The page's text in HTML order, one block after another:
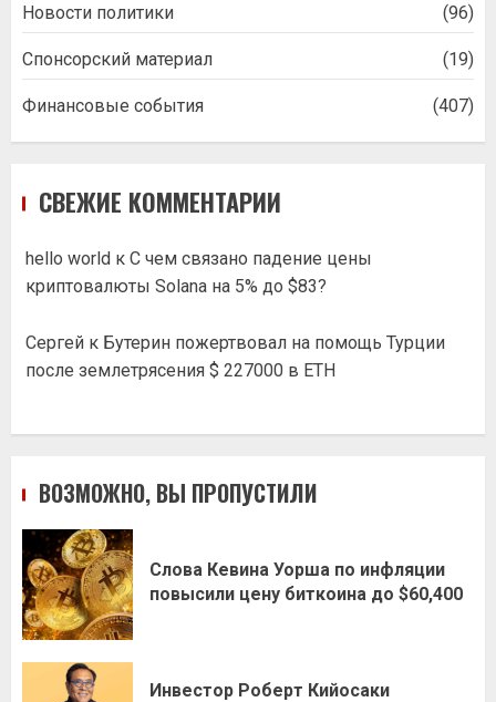
Новости политики (96)
Спонсорский материал (19)
Финансовые события (407)
СВЕЖИЕ КОММЕНТАРИИ
hello world к С чем связано падение цены
криптовалюты Solana на 5% до $83?
Сергей к Бутерин пожертвовал на помощь Турции
после землетрясения $ 227000 в ETH
ВОЗМОЖНО, ВЫ ПРОПУСТИЛИ
Слова Кевина Уорша по инфляции
повысили цену биткоина до $60,400
Инвестор Роберт Кийосаки